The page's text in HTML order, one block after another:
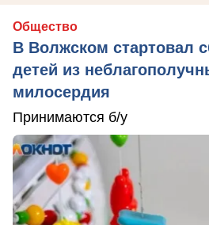
Общество
В Волжском стартовал
детей из
милосердия
Принимаются б/у